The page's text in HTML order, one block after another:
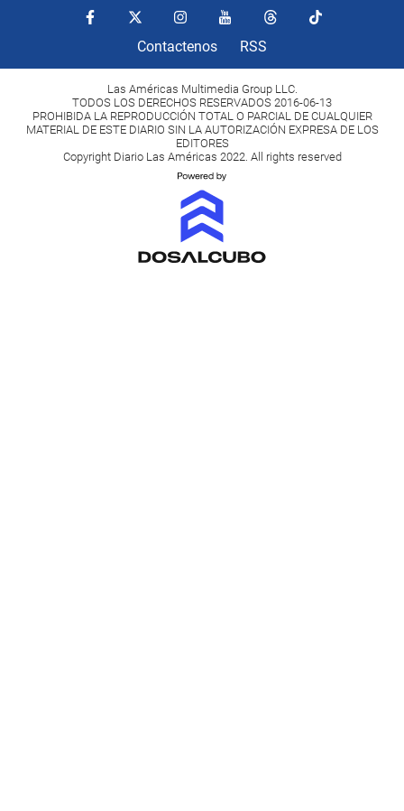
Contactenos RSS
Las Américas Multimedia Group LLC.
TODOS LOS DERECHOS RESERVADOS 2016-06-13
PROHIBIDA LA REPRODUCCIÓN TOTAL O PARCIAL DE CUALQUIER
MATERIAL DE ESTE DIARIO SIN LA AUTORIZACIÓN EXPRESA DE LOS
EDITORES
Copyright Diario Las Américas 2022. All rights reserved